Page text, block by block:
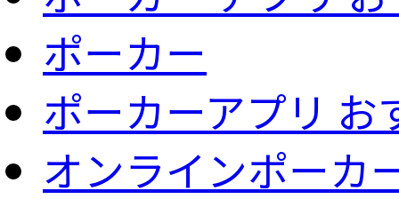
ポーカー
ポーカーアプリ お
オンラインポーカ